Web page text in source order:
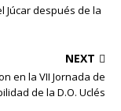
Júcar después de la
NEXT
en la VII Jornada de
de la D.O. Uclés